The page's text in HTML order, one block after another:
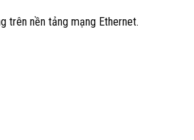
trên nền tảng mạng Ethernet.